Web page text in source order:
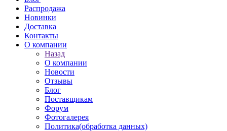
Распродажа
Новинки
Доставка
Контакты
О компании
Назад
О компании
Новости
Отзывы
Блог
Поставщикам
Форум
Фотогалерея
Политика(обработка данных)